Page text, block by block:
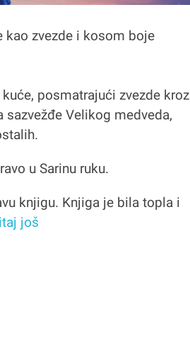
kao zvezde i kosom boje
posmatrajući zvezde kroz
Velikog medveda,
u Sarinu ruku.
knjigu. Knjiga je bila topla i
još